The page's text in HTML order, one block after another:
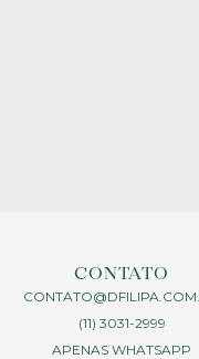
CONTATO
(11) 3031-2999
APENAS WHATSAPP